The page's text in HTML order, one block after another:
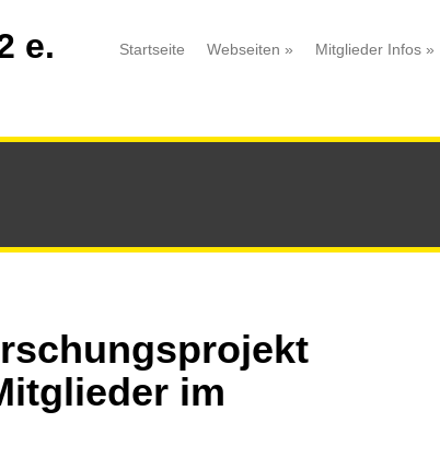
e.
Startseite Webseiten » Mitglieder Infos »
im